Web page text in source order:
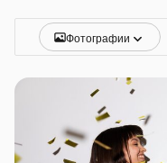
Фотографии